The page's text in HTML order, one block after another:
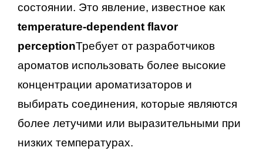
состоянии. Это явление, известное как
temperature-dependent flavor
perceptionТребует от разработчиков
ароматов использовать более высокие
концентрации ароматизаторов и
выбирать соединения, которые являются
более летучими или выразительными при
низких температурах.